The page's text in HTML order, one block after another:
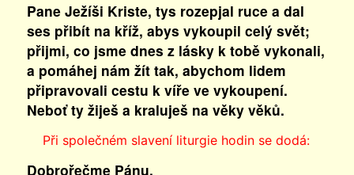
Pane Ježíši Kriste, tys rozepjal ruce a dal
ses přibít na kříž, abys vykoupil celý svět;
přijmi, co jsme dnes z lásky k tobě vykonali,
a pomáhej nám žít tak, abychom lidem
připravovali cestu k víře ve vykoupení.
Neboť ty žiješ a kraluješ na věky věků.
Při společném slavení liturgie hodin se dodá:
Dobrořečme Pánu.